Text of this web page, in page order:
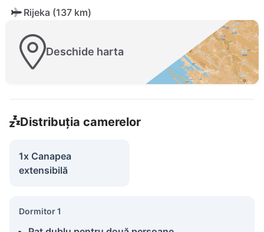
Rijeka (137 km)
Deschide harta
Distribuția camerelor
1x Canapea
extensibilă
Dormitor 1